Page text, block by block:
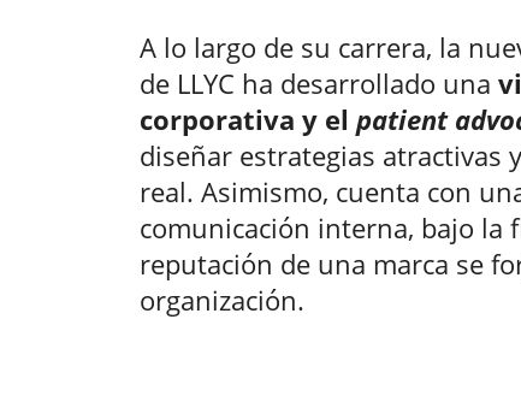
A lo largo de su carrera, la
de LLYC ha desarrollado una
corporativa y el patient
diseñar estrategias atractivas
real. Asimismo, cuenta con
comunicación interna, bajo la
reputación de una marca se
organización.